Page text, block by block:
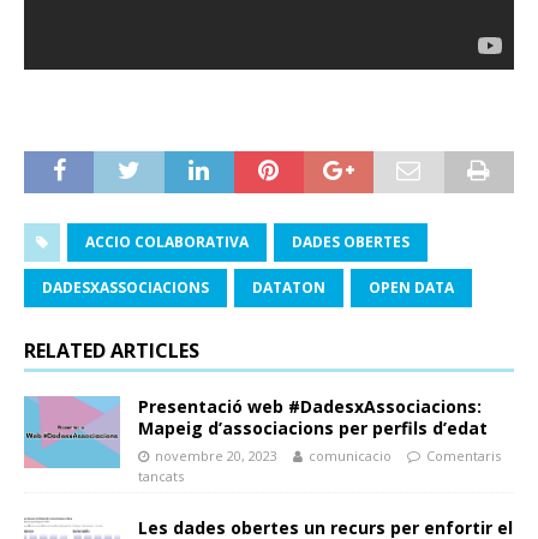
ACCIO COLABORATIVA DADES OBERTES
DADESXASSOCIACIONS DATATON OPEN DATA
RELATED ARTICLES
Presentació web #DadesxAssociacions:
Mapeig d’associacions per perfils d’edat
novembre 20, 2023 comunicacio
Comentaris
tancats
Les dades obertes un recurs per enfortir el